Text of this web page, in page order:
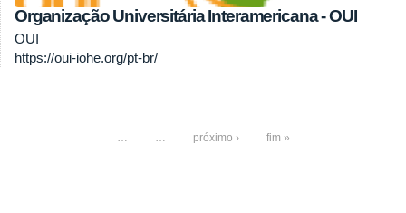
Organização Universitária Interamericana - OUI
OUI
https://oui-iohe.org/pt-br/
próximo › fim »